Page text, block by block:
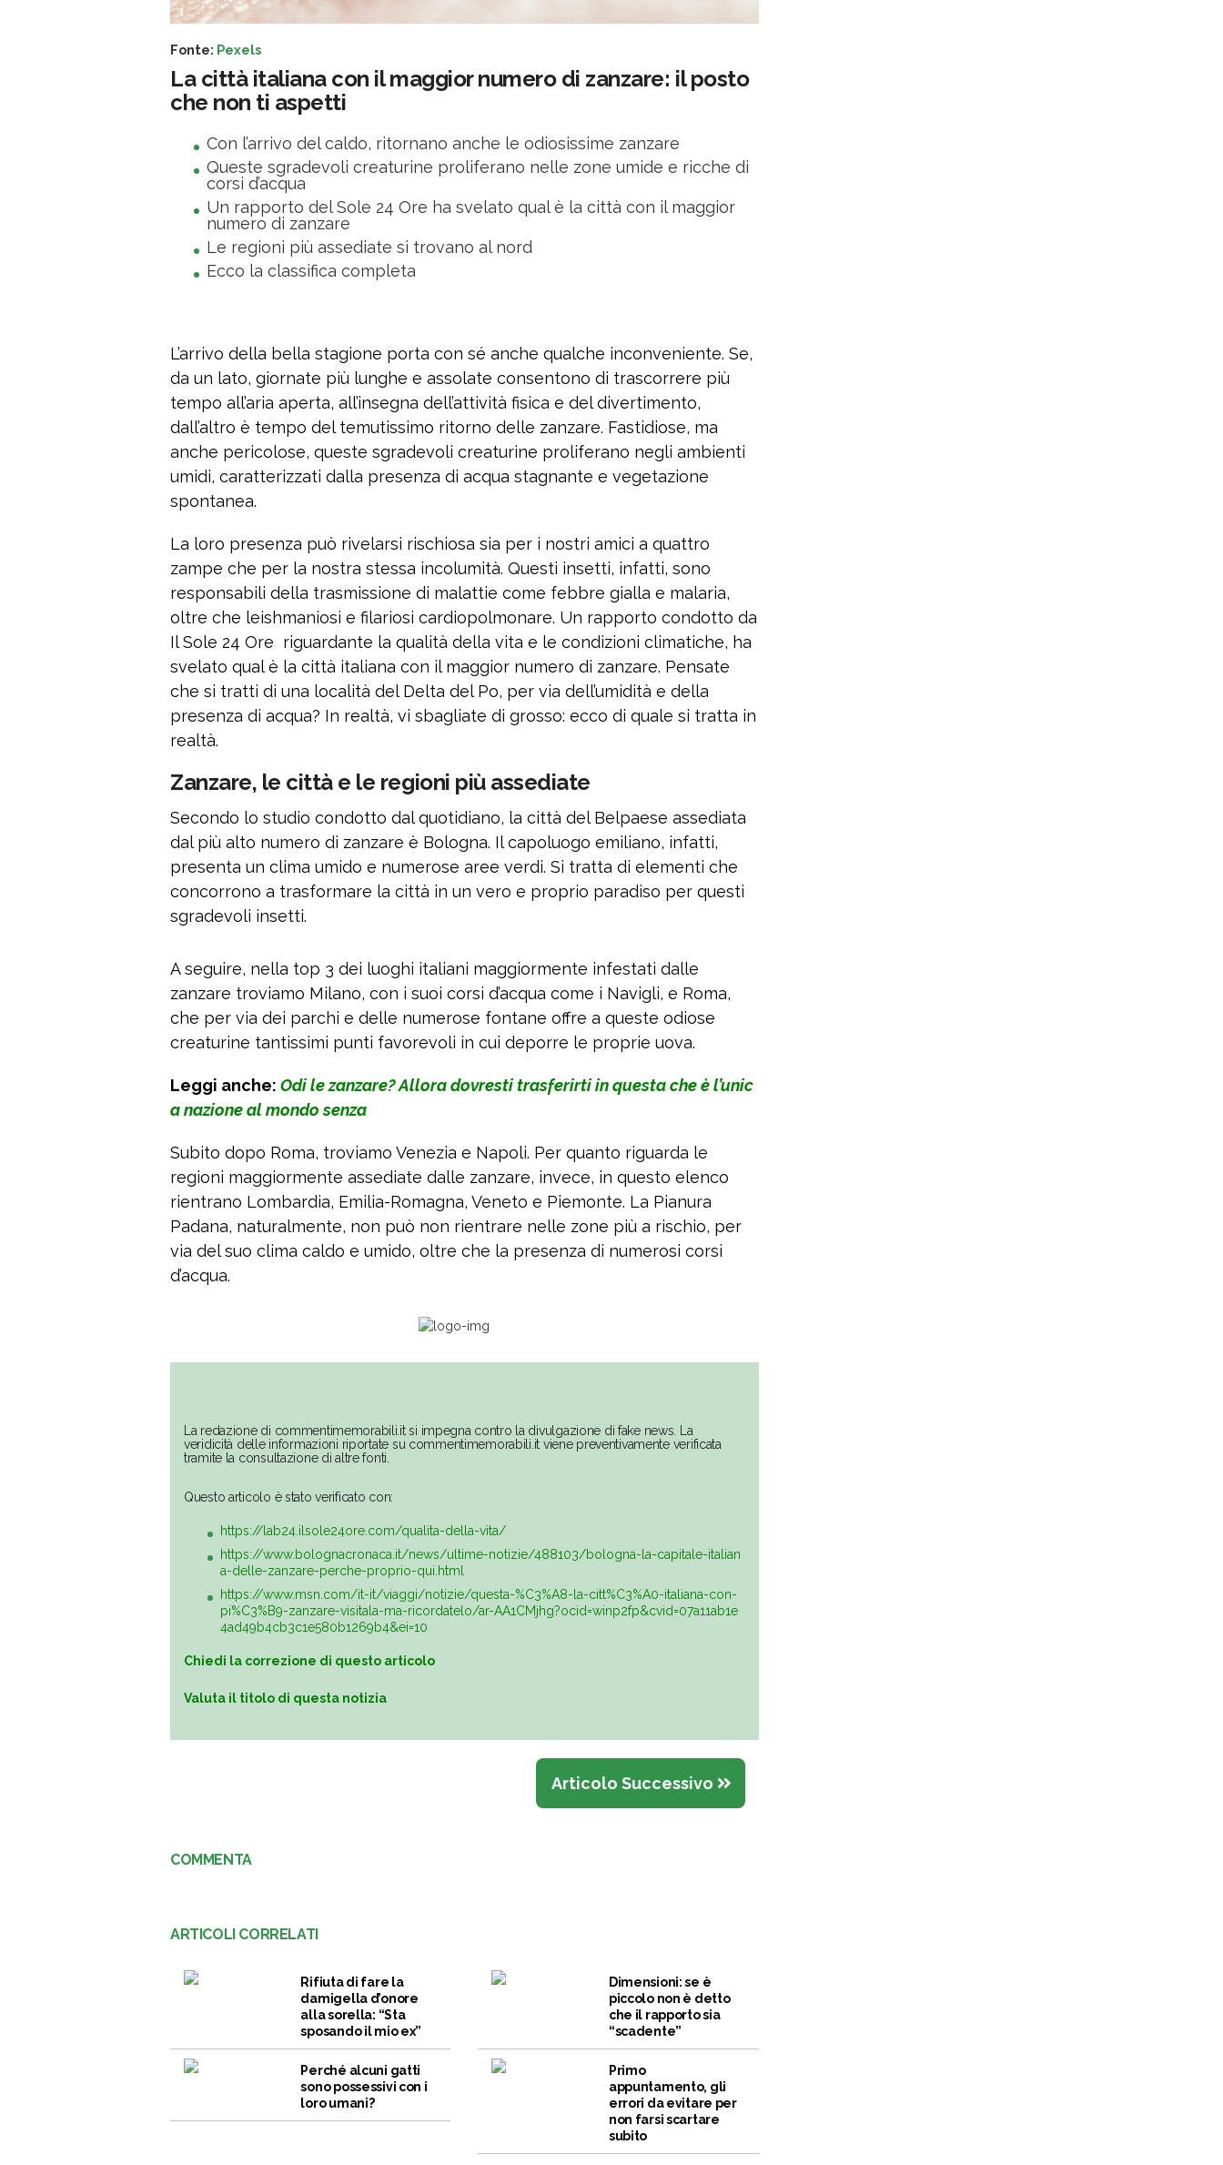
Fonte: Pexels
La città italiana con il maggior numero di zanzare: il posto
che non ti aspetti
Con l’arrivo del caldo, ritornano anche le odiosissime zanzare
Queste sgradevoli creaturine proliferano nelle zone umide e ricche di
corsi d’acqua
Un rapporto del Sole 24 Ore ha svelato qual è la città con il maggior
numero di zanzare
Le regioni più assediate si trovano al nord
Ecco la classifica completa
L’arrivo della bella stagione porta con sé anche qualche inconveniente. Se,
da un lato, giornate più lunghe e assolate consentono di trascorrere più
tempo all’aria aperta, all’insegna dell’attività fisica e del divertimento,
dall’altro è tempo del temutissimo ritorno delle zanzare. Fastidiose, ma
anche pericolose, queste sgradevoli creaturine proliferano negli ambienti
umidi, caratterizzati dalla presenza di acqua stagnante e vegetazione
spontanea.
La loro presenza può rivelarsi rischiosa sia per i nostri amici a quattro
zampe che per la nostra stessa incolumità. Questi insetti, infatti, sono
responsabili della trasmissione di malattie come febbre gialla e malaria,
oltre che leishmaniosi e filariosi cardiopolmonare. Un rapporto condotto da
Il Sole 24 Ore riguardante la qualità della vita e le condizioni climatiche, ha
svelato qual è la città italiana con il maggior numero di zanzare. Pensate
che si tratti di una località del Delta del Po, per via dell’umidità e della
presenza di acqua? In realtà, vi sbagliate di grosso: ecco di quale si tratta in
realtà.
Zanzare, le città e le regioni più assediate
Secondo lo studio condotto dal quotidiano, la città del Belpaese assediata
dal più alto numero di zanzare è Bologna. Il capoluogo emiliano, infatti,
presenta un clima umido e numerose aree verdi. Si tratta di elementi che
concorrono a trasformare la città in un vero e proprio paradiso per questi
sgradevoli insetti.
A seguire, nella top 3 dei luoghi italiani maggiormente infestati dalle
zanzare troviamo Milano, con i suoi corsi d’acqua come i Navigli, e Roma,
che per via dei parchi e delle numerose fontane offre a queste odiose
creaturine tantissimi punti favorevoli in cui deporre le proprie uova.
Leggi anche: Odi le zanzare? Allora dovresti trasferirti in questa che è l’unic
a nazione al mondo senza
Subito dopo Roma, troviamo Venezia e Napoli. Per quanto riguarda le
regioni maggiormente assediate dalle zanzare, invece, in questo elenco
rientrano Lombardia, Emilia-Romagna, Veneto e Piemonte. La Pianura
Padana, naturalmente, non può non rientrare nelle zone più a rischio, per
via del suo clima caldo e umido, oltre che la presenza di numerosi corsi
d’acqua.
La redazione di commentimemorabili.it si impegna contro la divulgazione di fake news. La
veridicità delle informazioni riportate su commentimemorabili.it viene preventivamente verificata
tramite la consultazione di altre fonti.
Questo articolo è stato verificato con:
https://lab24.ilsole24ore.com/qualita-della-vita/
https://www.bolognacronaca.it/news/ultime-notizie/488103/bologna-la-capitale-italian
a-delle-zanzare-perche-proprio-qui.html
https://www.msn.com/it-it/viaggi/notizie/questa-%C3%A8-la-citt%C3%A0-italiana-con-
pi%C3%B9-zanzare-visitala-ma-ricordatelo/ar-AA1CMjhg?ocid=winp2fp&cvid=07a11ab1e
4ad49b4cb3c1e580b1269b4&ei=10
Chiedi la correzione di questo articolo
Valuta il titolo di questa notizia
Articolo Successivo
COMMENTA
ARTICOLI CORRELATI
Rifiuta di fare la
damigella d’onore
alla sorella: “Sta
sposando il mio ex”
Dimensioni: se è
piccolo non è detto
che il rapporto sia
“scadente”
Perché alcuni gatti
sono possessivi con i
loro umani?
Primo
appuntamento, gli
errori da evitare per
non farsi scartare
subito